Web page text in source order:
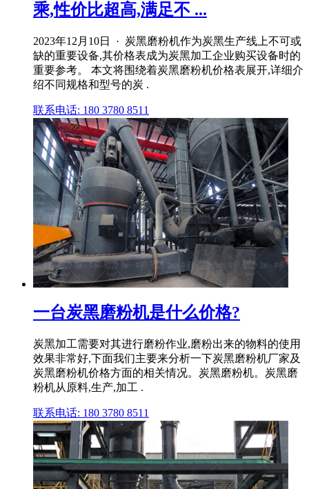
乘,性价比超高,满足不 ...
2023年12月10日 · 炭黑磨粉机作为炭黑生产线上不可或
缺的重要设备,其价格表成为炭黑加工企业购买设备时的
重要参考。 本文将围绕着炭黑磨粉机价格表展开,详细介
绍不同规格和型号的炭 .
联系电话: 180 3780 8511
一台炭黑磨粉机是什么价格?
炭黑加工需要对其进行磨粉作业,磨粉出来的物料的使用
效果非常好,下面我们主要来分析一下炭黑磨粉机厂家及
炭黑磨粉机价格方面的相关情况。炭黑磨粉机。炭黑磨
粉机从原料,生产,加工 .
联系电话: 180 3780 8511